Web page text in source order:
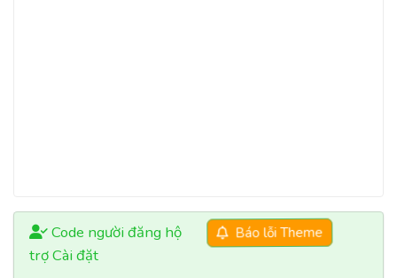
Code người đăng hộ
trợ Cài đặt
Báo lỗi Theme